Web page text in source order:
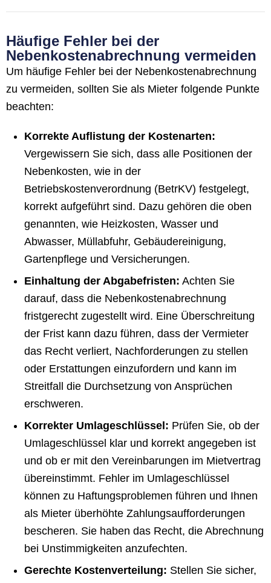
Häufige Fehler bei der
Nebenkostenabrechnung vermeiden
Um häufige Fehler bei der Nebenkostenabrechnung
zu vermeiden, sollten Sie als Mieter folgende Punkte
beachten:
Korrekte Auflistung der Kostenarten:
Vergewissern Sie sich, dass alle Positionen der
Nebenkosten, wie in der
Betriebskostenverordnung (BetrKV) festgelegt,
korrekt aufgeführt sind. Dazu gehören die oben
genannten, wie Heizkosten, Wasser und
Abwasser, Müllabfuhr, Gebäudereinigung,
Gartenpflege und Versicherungen.
Einhaltung der Abgabefristen: Achten Sie
darauf, dass die Nebenkostenabrechnung
fristgerecht zugestellt wird. Eine Überschreitung
der Frist kann dazu führen, dass der Vermieter
das Recht verliert, Nachforderungen zu stellen
oder Erstattungen einzufordern und kann im
Streitfall die Durchsetzung von Ansprüchen
erschweren.
Korrekter Umlageschlüssel: Prüfen Sie, ob der
Umlageschlüssel klar und korrekt angegeben ist
und ob er mit den Vereinbarungen im Mietvertrag
übereinstimmt. Fehler im Umlageschlüssel
können zu Haftungsproblemen führen und Ihnen
als Mieter überhöhte Zahlungsaufforderungen
bescheren. Sie haben das Recht, die Abrechnung
bei Unstimmigkeiten anzufechten.
Gerechte Kostenverteilung: Stellen Sie sicher,